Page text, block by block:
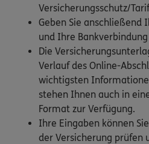
Versicherungsschutz/
Geben Sie anschließend
und Ihre
Die
Verlauf des Online-
wichtigsten
stehen Ihnen auch in
Format zur Verfügung.
Ihre Eingaben können
der Versicherung prüfen